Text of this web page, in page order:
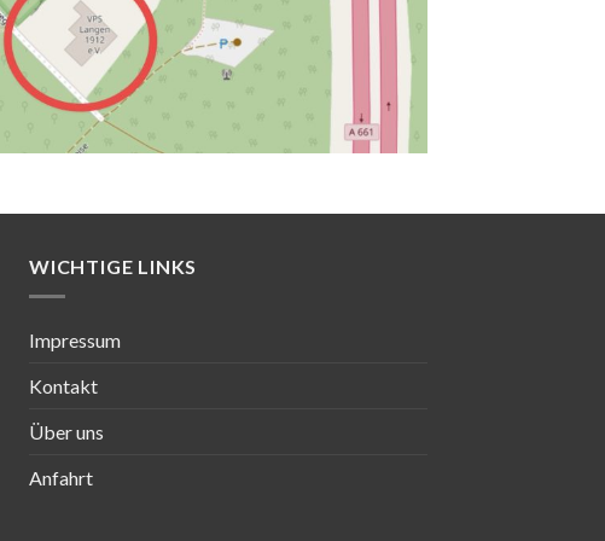
WICHTIGE LINKS
Impressum
Kontakt
Über uns
Anfahrt